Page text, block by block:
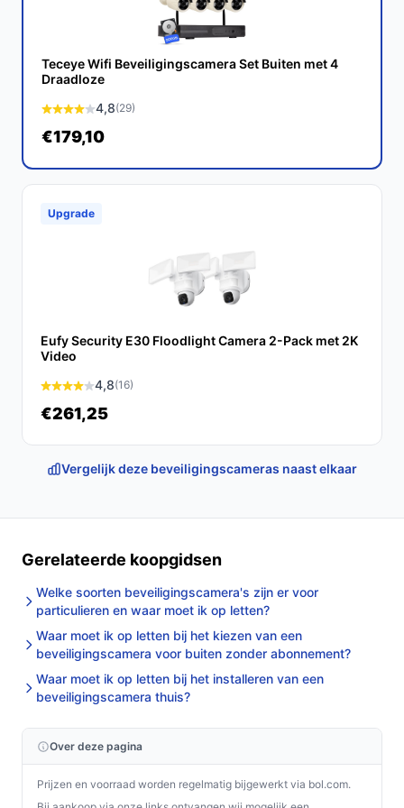
veelzijdige beveiligingsoplossing. Met zijn hoge
resolutie, lange batterijduur en gebruiksvriendelijke
functies, kunt u met een gerust hart uw huis beveiligen.
bestebeveiligingscamera.nl. Kies bewust wat perfect
past bij jouw behoeften!
Teceye Wifi Beveiligingscamera Set Buiten met 4
Draadloze
4,8(29)
€179,10
Upgrade
Eufy Security E30 Floodlight Camera 2-Pack met 2K
Video
4,8(16)
€261,25
Vergelijk deze beveiligingscameras naast elkaar
Gerelateerde koopgidsen
Welke soorten beveiligingscamera's zijn er voor
particulieren en waar moet ik op letten?
Waar moet ik op letten bij het kiezen van een
beveiligingscamera voor buiten zonder abonnement?
Waar moet ik op letten bij het installeren van een
beveiligingscamera thuis?
Over deze pagina
Prijzen en voorraad worden regelmatig bijgewerkt via bol.com.